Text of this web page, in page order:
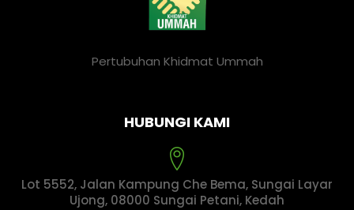
Pertubuhan Khidmat Ummah
HUBUNGI KAMI
Lot 5552, Jalan Kampung Che Bema, Sungai Layar
Ujong, 08000 Sungai Petani, Kedah